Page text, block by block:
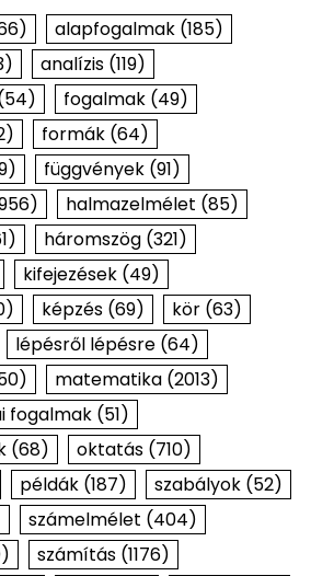
alapfogalmak(185)
analízis(119)
fogalmak(49)
formák(64)
függvények(91)
halmazelmélet (85)
háromszög(321)
kifejezések(49)
képzés(69) kör(63)
lépésről lépésre(64)
matematika(2013)
fogalmak(51)
(68) oktatás(710)
példák(187) szabályok(52)
számelmélet (404)
számítás(1176)